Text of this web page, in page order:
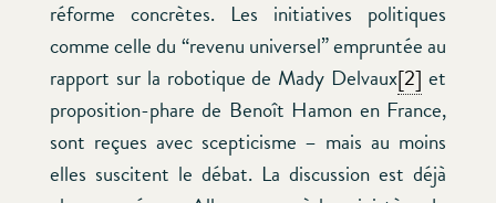
réforme concrètes. Les initiatives politiques
comme celle du “revenu universel” empruntée au
rapport sur la robotique de Mady Delvaux[2] et
proposition-phare de Benoît Hamon en France,
sont reçues avec scepticisme – mais au moins
elles suscitent le débat. La discussion est déjà